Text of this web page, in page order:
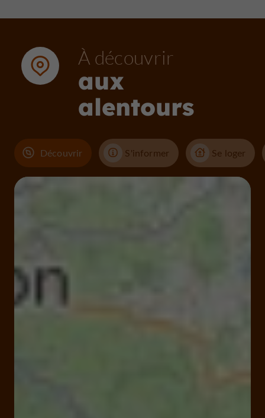
À découvrir
aux
alentours
Découvrir S'informer Se loger